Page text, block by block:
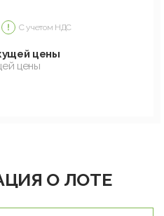
С учетом НДС
цены
цены
О ЛОТЕ